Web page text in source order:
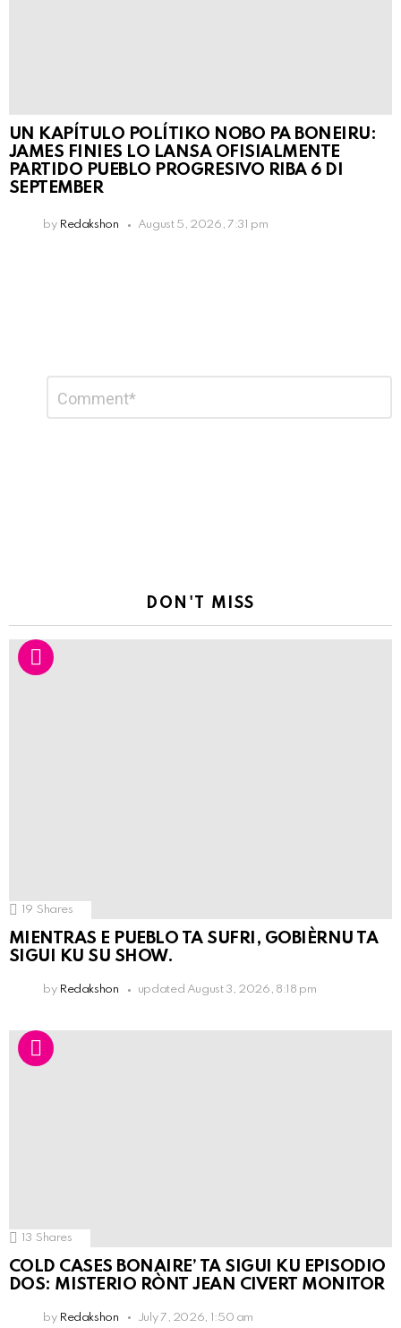
UN KAPÍTULO POLÍTIKO NOBO PA BONEIRU:
JAMES FINIES LO LANSA OFISIALMENTE
PARTIDO PUEBLO PROGRESIVO RIBA 6 DI
SEPTEMBER
by Redakshon August 5, 2026, 7:31 pm
Reply
DON'T MISS
19 Shares
MIENTRAS E PUEBLO TA SUFRI, GOBIÈRNU TA
SIGUI KU SU SHOW.
by Redakshon updated August 3, 2026, 8:18 pm
13 Shares
COLD CASES BONAIRE’ TA SIGUI KU EPISODIO
DOS: MISTERIO RÒNT JEAN CIVERT MONITOR
by Redakshon July 7, 2026, 1:50 am